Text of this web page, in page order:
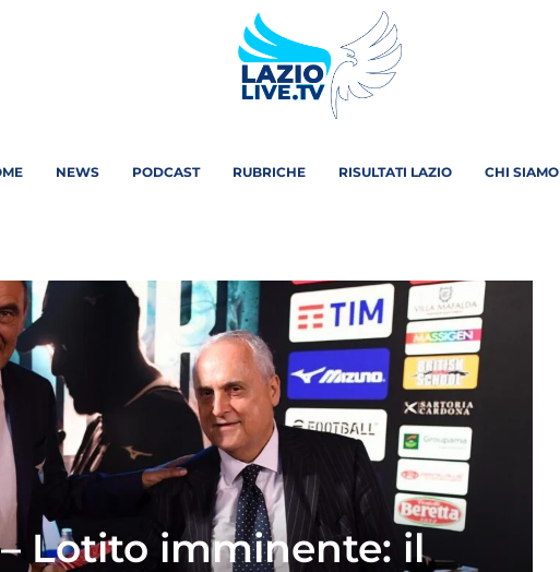
NEWS PODCAST RUBRICHE RISULTATI LAZIO CHI SIAMO
Lotito imminente: il